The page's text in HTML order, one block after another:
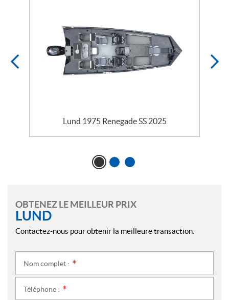
Lund 1975 Renegade SS 2025
OBTENEZ LE MEILLEUR PRIX
LUND
Contactez-nous pour obtenir la meilleure transaction.
Nom complet :
Téléphone :